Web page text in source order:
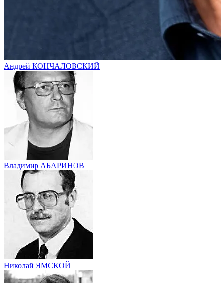
Андрей КОНЧАЛОВСКИЙ
Владимир АБАРИНОВ
Николай ЯМСКОЙ